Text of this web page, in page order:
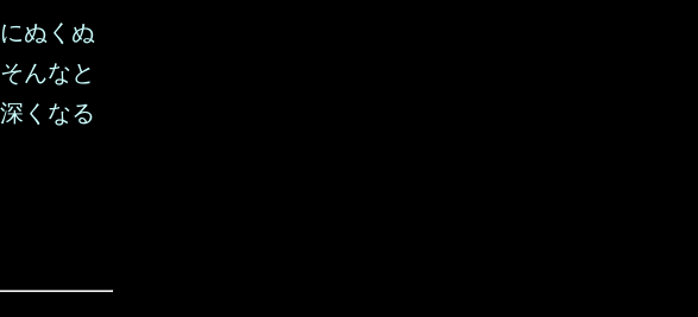
ぬくぬ
んなと
くなる